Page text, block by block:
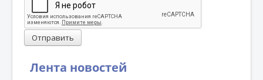
Лента новостей
Отправить